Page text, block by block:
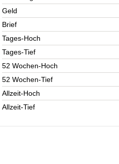
Geld
Brief
Tages-Hoch
Tages-Tief
52 Wochen-Hoch
52 Wochen-Tief
Allzeit-Hoch
Allzeit-Tief